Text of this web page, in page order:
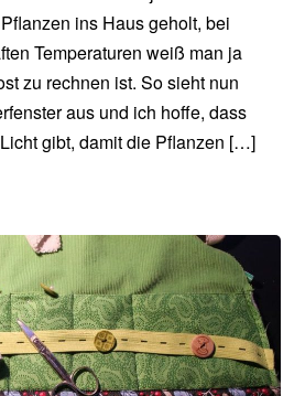
ins Haus geholt, bei
Temperaturen weiß man ja
zu rechnen ist. So sieht nun
aus und ich hoffe, dass
gibt, damit die Pflanzen […]